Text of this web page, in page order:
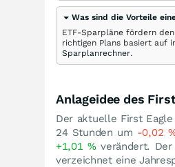
Was sind die Vorteile
ETF-Sparpläne fördern
richtigen Plans basiert auf
Sparplanrechner.
Anlageidee des
Der aktuelle First
24 Stunden um -0,02
+1,01 %verändert. Der
verzeichnet eine